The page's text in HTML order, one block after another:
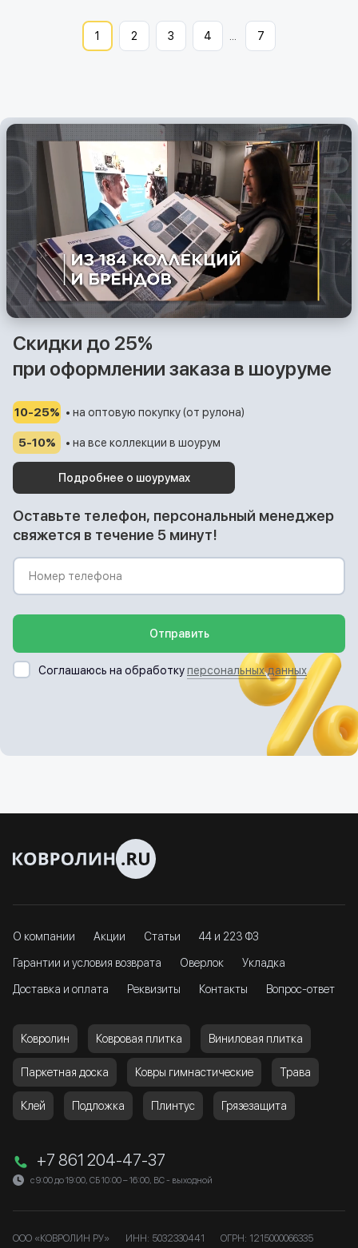
1 2 3 4 7
Скидки до 25%
при оформлении заказа в шоуруме
10-25% • на оптовую покупку (от рулона)
5-10% • на все коллекции в шоурум
Подробнее о шоурумах
Оставьте телефон, персональный менеджер
свяжется в течение 5 минут!
Отправить
Соглашаюсь на обработкуперсональных данных
О компании Акции Статьи 44 и 223 ФЗ
Гарантии и условия возврата Оверлок Укладка
Доставка и оплата Реквизиты Контакты Вопрос-ответ
Ковролин Ковровая плитка Виниловая плитка
Паркетная доска Ковры гимнастические Трава
Клей Подложка Плинтус Грязезащита
+7 861 204-47-37
с 9:00 до 19:00, СБ 10:00 – 16:00, ВС - выходной
ООО «КОВРОЛИН РУ» ИНН: 5032330441 ОГРН: 1215000066335